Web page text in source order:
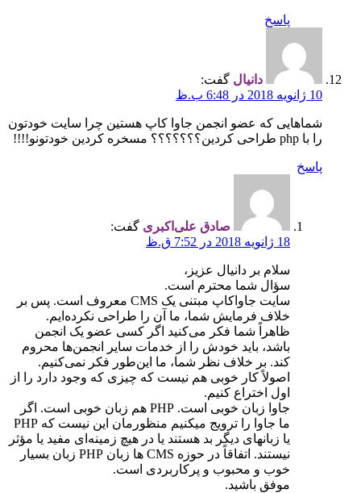
پاسخ
دانیال گفت:
10 ژانویه 2018 در 6:48 ب.ظ
شماهایی که عضو انجمن جاوا کاپ هستین چرا سایت خودتون
را با php طراحی کردین؟؟؟؟؟؟؟ مسخره کردین خودتونو!!!!
پاسخ
صادق علی‌اکبری گفت:
18 ژانویه 2018 در 7:52 ق.ظ
سلام بر دانیال عزیز،
سؤال شما محترم است.
سایت جاواکاپ مبتنی یک CMS معروف است. پس بر
خلاف فرمایش شما، ما آن را طراحی نکرده‌ایم.
ظاهراً شما فکر می‌کنید اگر کسی عضو یک انجمن
باشد، باید خودش را از خدمات سایر انجمن‌ها محروم
کند. بر خلاف نظر شما، ما این‌طور فکر نمی‌کنیم.
اصولاً کار خوبی هم نیست که چیزی که وجود دارد را از
اول اختراع کنیم.
جاوا زبان خوبی است. PHP هم زبان خوبی است. اگر
ما جاوا را ترویج میکنیم منظورمان این نیست که PHP
یا زبانهای دیگر بد هستند یا در هیچ زمینه‌ای مفید یا مؤثر
نیستند. اتفاقاً در حوزه CMS ها زبان PHP زبان بسیار
خوب و محبوب و پرکاربردی است.
موفق باشید.